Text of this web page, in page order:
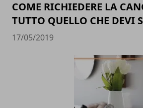
COME RICHIEDERE LA
TUTTO QUELLO CHE DEVI
17/05/2019